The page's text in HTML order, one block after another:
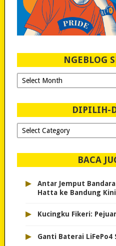
NGEBLOG
Ngeblog
Sejak
DIPILIH-
Dipilih-
dipilih..
BACA
▸
Antar Jemput
Hatta ke Bandung
▸ Kucingku Fikeri:
▸ Ganti Baterai LiFePo4